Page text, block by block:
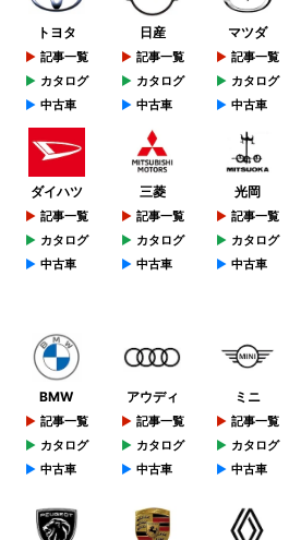
トヨタ
記事一覧
カタログ
中古車
日産
記事一覧
カタログ
中古車
マツダ
記事一覧
カタログ
中古車
ダイハツ
記事一覧
カタログ
中古車
三菱
記事一覧
カタログ
中古車
光岡
記事一覧
カタログ
中古車
BMW
記事一覧
カタログ
中古車
アウディ
記事一覧
カタログ
中古車
ミニ
記事一覧
カタログ
中古車